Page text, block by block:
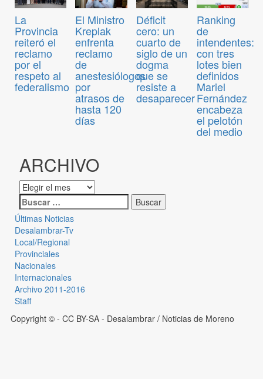
La
Provincia
reiteró el
reclamo
por el
respeto al
federalismo
El Ministro
Kreplak
enfrenta
reclamo
de
anestesiólogos
por
atrasos de
hasta 120
días
Déficit
cero: un
cuarto de
siglo de un
dogma
que se
resiste a
desaparecer
Ranking
de
intendentes:
con tres
lotes bien
definidos
Mariel
Fernández
encabeza
el pelotón
del medio
ARCHIVO
Últimas Noticias
Desalambrar-Tv
Local/Regional
Provinciales
Nacionales
Internacionales
Archivo 2011-2016
Staff
Copyright © - CC BY-SA - Desalambrar / Noticias de Moreno